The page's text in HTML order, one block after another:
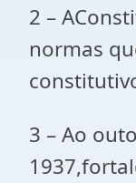
2 –
normas
3 – Ao